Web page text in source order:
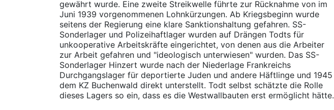
gewährt wurde. Eine zweite Streikwelle führte zur Rücknahme von im
Juni 1939 vorgenommenen Lohnkürzungen. Ab Kriegsbeginn wurde
seitens der Regierung eine klare Sanktionshaltung gefahren. SS-
Sonderlager und Polizeihaftlager wurden auf Drängen Todts für
unkooperative Arbeitskräfte eingerichtet, von denen aus die Arbeiter
zur Arbeit gefahren und "ideologisch unterwiesen" wurden. Das SS-
Sonderlager Hinzert wurde nach der Niederlage Frankreichs
Durchgangslager für deportierte Juden und andere Häftlinge und 1945
dem KZ Buchenwald direkt unterstellt. Todt selbst schätzte die Rolle
dieses Lagers so ein, dass es die Westwallbauten erst ermöglicht hätte.